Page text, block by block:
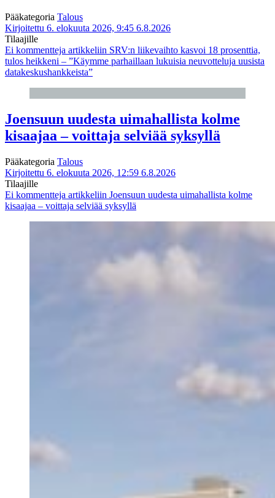
Pääkategoria Talous
Kirjoitettu 6. elokuuta 2026, 9:45 6.8.2026
Tilaajille
Ei kommentteja artikkeliin SRV:n liikevaihto kasvoi 18 prosenttia,
tulos heikkeni – ”Käymme parhaillaan lukuisia neuvotteluja uusista
datakeskushankkeista”
Joensuun uudesta uimahallista kolme
kisaajaa – voittaja selviää syksyllä
Pääkategoria Talous
Kirjoitettu 6. elokuuta 2026, 12:59 6.8.2026
Tilaajille
Ei kommentteja artikkeliin Joensuun uudesta uimahallista kolme
kisaajaa – voittaja selviää syksyllä